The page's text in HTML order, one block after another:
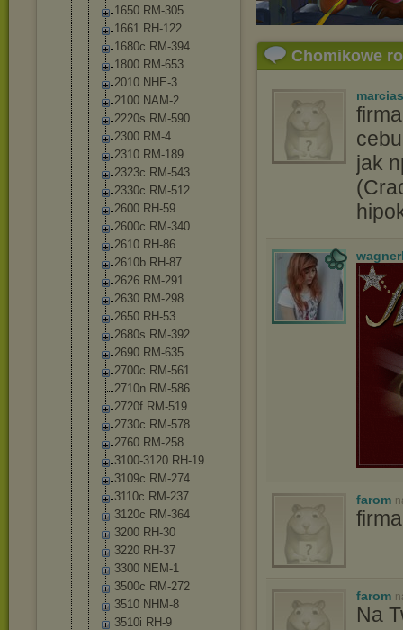
1650 RM-305
1661 RH-122
1680c RM-394
1800 RM-653
2010 NHE-3
2100 NAM-2
2220s RM-590
2300 RM-4
2310 RM-189
2323c RM-543
2330c RM-512
2600 RH-59
2600c RM-340
2610 RH-86
2610b RH-87
2626 RM-291
2630 RM-298
2650 RH-53
2680s RM-392
2690 RM-635
2700c RM-561
2710n RM-586
2720f RM-519
2730c RM-578
2760 RM-258
3100-3120 RH-19
3109c RM-274
3110c RM-237
3120c RM-364
3200 RH-30
3220 RH-37
3300 NEM-1
3500c RM-272
3510 NHM-8
3510i RH-9
Chomikowe
jak
farom
farom
Na